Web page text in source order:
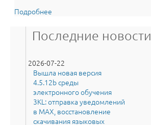
Подробнее
Последние новости
2026-07-22
Вышла новая версия
4.5.12b среды
электронного обучения
3KL: отправка уведомлений
в MAX, восстановление
скачивания языковых